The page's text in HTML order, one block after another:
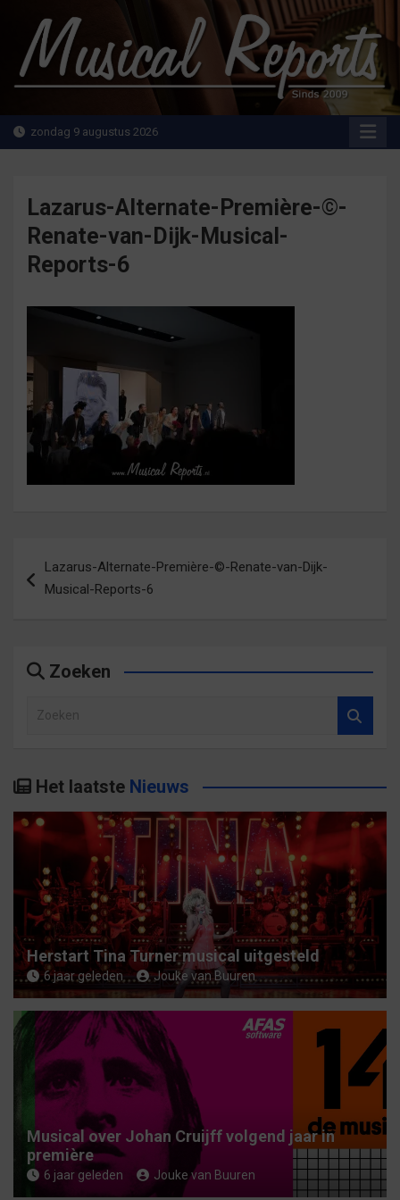
inhoud
MusicalReports.nl
Sinds 2009
zondag 9 augustus 2026
Lazarus-Alternate-Première-©-
Renate-van-Dijk-Musical-
Reports-6
navigatie
Lazarus-Alternate-Première-©-Renate-van-Dijk-
Musical-Reports-6
Zoeken
e
n
Het laatste Nieuws
Herstart Tina Turner musical uitgesteld
6 jaar geleden Jouke van Buuren
Musical over Johan Cruijff volgend jaar in
première
6 jaar geleden Jouke van Buuren